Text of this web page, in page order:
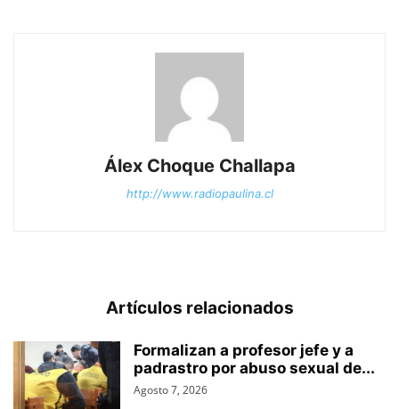
Álex Choque Challapa
http://www.radiopaulina.cl
Artículos relacionados
Formalizan a profesor jefe y a
padrastro por abuso sexual de...
Agosto 7, 2026